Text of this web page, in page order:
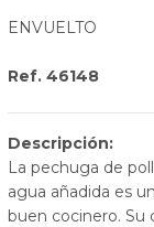
ENVUELTO
Ref. 46148
Descripción:
La pechuga de
agua añadida es
buen cocinero. Su